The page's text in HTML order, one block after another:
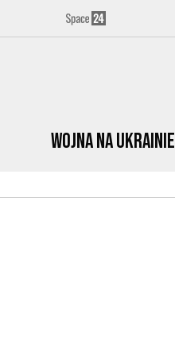
Wojna na Ukrainie